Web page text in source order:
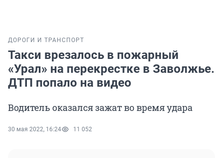
ДОРОГИ И ТРАНСПОРТ
Такси врезалось в пожарный
«Урал» на перекрестке в Заволжье.
ДТП попало на видео
Водитель оказался зажат во время удара
30 мая 2022, 16:24 11 052